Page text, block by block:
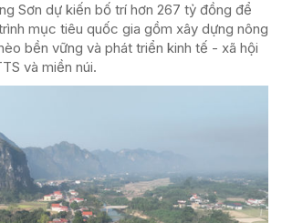
Sơn dự kiến bố trí hơn 267 tỷ đồng để
mục tiêu quốc gia gồm xây dựng nông
bền vững và phát triển kinh tế - xã hội
và miền núi.